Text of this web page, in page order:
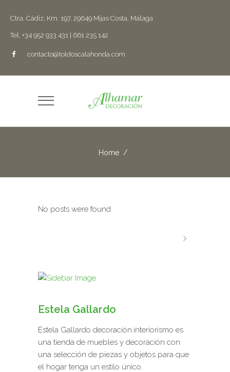
Ctra. Cádiz, Km. 197, 29649 Mijas Costa, Málaga
Tel. +34 952 933 431 | 661 235 142
contacto@toldoscalahonda.com
Home /
No posts were found.
Estela Gallardo
Estela Gallardo decoración.interiorismo es
una tienda de muebles y decoración con
una selección de piezas y objetos para que
el hogar tenga un estilo único.